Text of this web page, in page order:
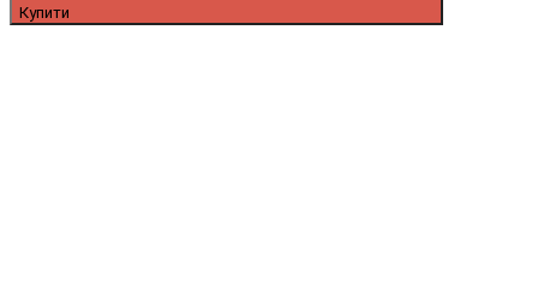
Купити